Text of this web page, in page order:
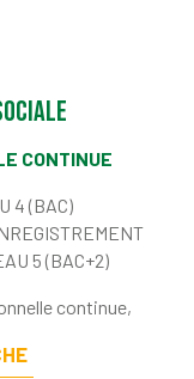
CONTINUE
4 (BAC)
5 (BAC+2)
continue,